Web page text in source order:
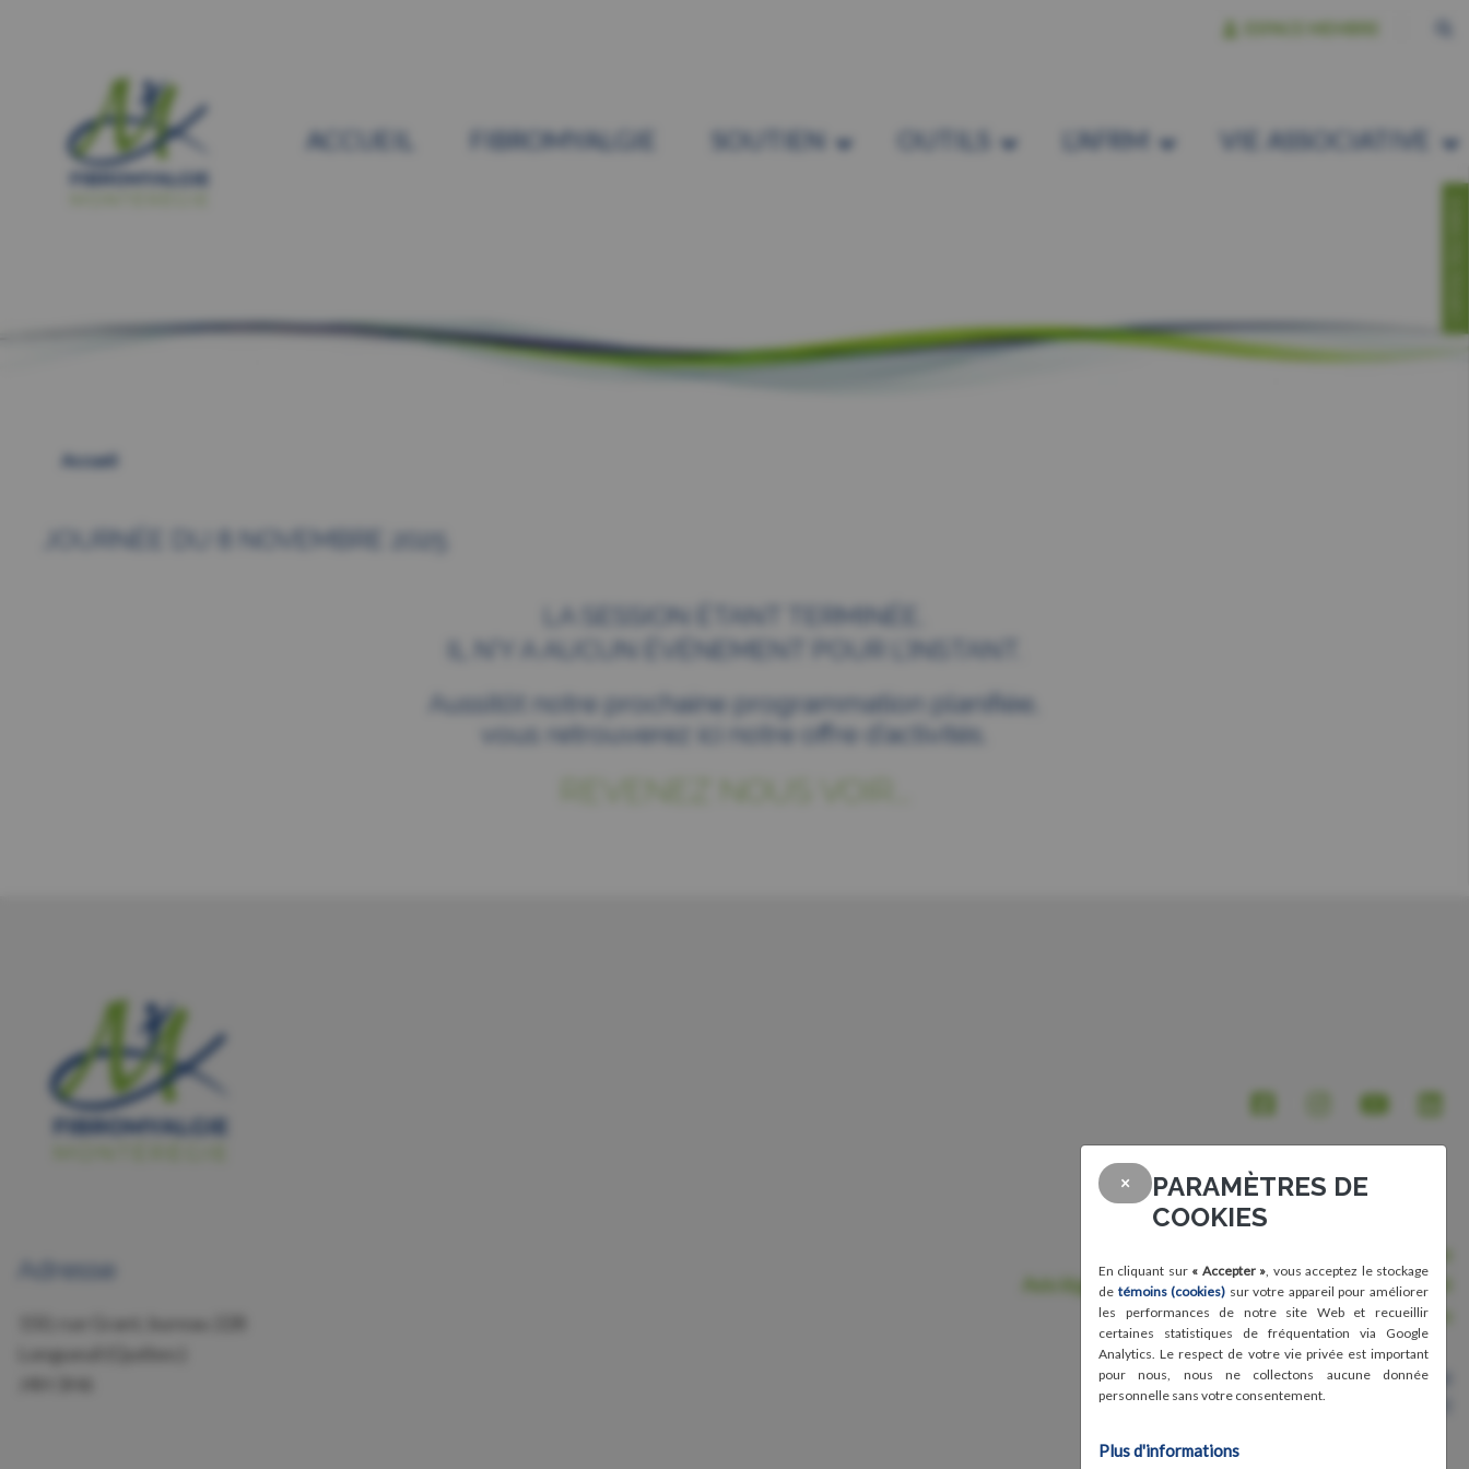
ACCUEIL FIBROMYALGIE SOUTIEN OUTILS L’AFRM VIE ASSOCIATIVE
Accueil
JOURNÉE DU 8 NOVEMBRE 2025
LA SESSION ÉTANT TERMINÉE,
IL N’Y A AUCUN ÉVÉNEMENT POUR L’INSTANT.
Aussitôt notre prochaine programmation planifiée,
vous retrouverez ici notre offre d’activités.
Adresse
Longueuil (Québec)
Avis légal, conditions d'utilisation et confidentialité
Crédits
Organisme de bienfaisance
Numéro 87583011RR0001
×
PARAMÈTRES DE
COOKIES
En cliquant sur « Accepter », vous acceptez le stockage
de témoins (cookies) sur votre appareil pour améliorer
les performances de notre site Web et recueillir
certaines statistiques de fréquentation via Google
Analytics. Le respect de votre vie privée est important
pour nous, nous ne collectons aucune donnée
personnelle sans votre consentement.
Plus d'informations